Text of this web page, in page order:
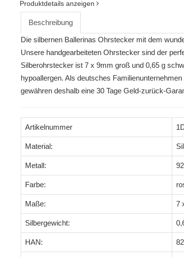
Produktdetails anzeigen
Beschreibung
Die silbernen Ballerinas Ohrstecker mit dem
Unsere handgearbeiteten Ohrstecker sind der
Silberohrstecker ist 7 x 9mm groß und 0,65 g
hypoallergen. Als deutsches
gewähren deshalb eine 30 Tage Geld-zurück-
Artikelnummer
Material:
Metall:
Farbe:
Maße: 7
Silbergewicht:
HAN: